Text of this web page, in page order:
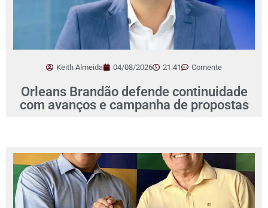
Keith Almeida 04/08/2026 21:41 Comente
Orleans Brandão defende continuidade
com avanços e campanha de propostas